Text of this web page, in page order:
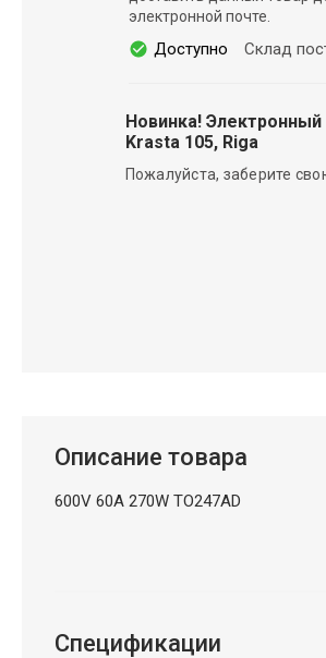
электронной почте.
Доступно Склад
Новинка!
Krasta 105, Riga
Пожалуйста, заберите
Описание товара
600V 60A 270W TO247AD
Спецификации